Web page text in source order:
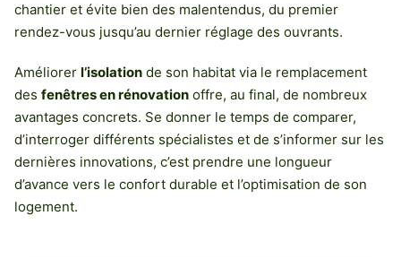
chantier et évite bien des malentendus, du premier
rendez-vous jusqu’au dernier réglage des ouvrants.
Améliorer l’isolation de son habitat via le remplacement
des fenêtres en rénovation offre, au final, de nombreux
avantages concrets. Se donner le temps de comparer,
d’interroger différents spécialistes et de s’informer sur les
dernières innovations, c’est prendre une longueur
d’avance vers le confort durable et l’optimisation de son
logement.